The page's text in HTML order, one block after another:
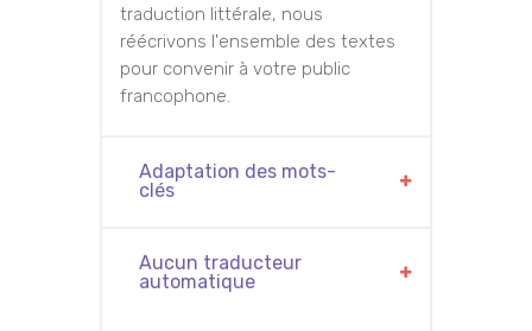
traduction littérale, nous
réécrivons l'ensemble des textes
pour convenir à votre public
francophone.
Adaptation des mots-
clés
Aucun traducteur
automatique